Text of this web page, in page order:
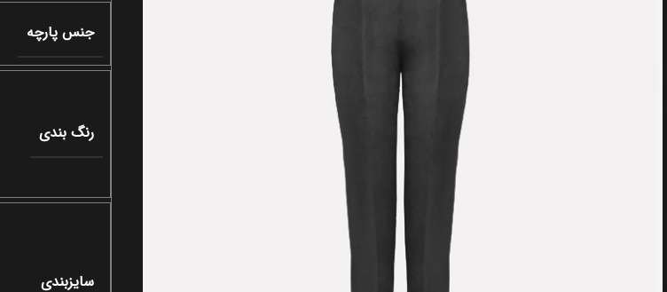
جنس پارچه
رنگ بندی
سایزبندی